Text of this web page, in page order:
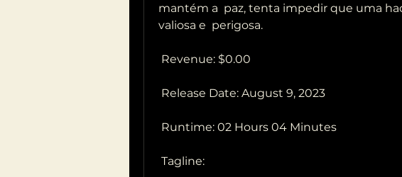
mantém a  paz, tenta impedir que uma
valiosa e  perigosa.
Revenue: $0.00
Release Date: August 9, 2023
Runtime: 02 Hours 04 Minutes
Tagline: